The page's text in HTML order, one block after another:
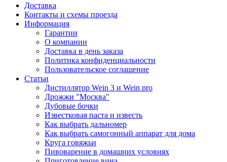
Доставка
Контакты и схемы проезда
Информация
Гарантии
О компании
Доставка в день заказа
Политика конфиденциальности
Пользовательское соглашение
Статьи
Дистиллятор Wein 3 и Wein pro
Дрожжи "Москва"
Дубовые бочки
Известковая паста и известь
Как выбрать дальномер
Как выбрать самогонный аппарат для дома
Круга говяжьи
Пивоварение в домашних условиях